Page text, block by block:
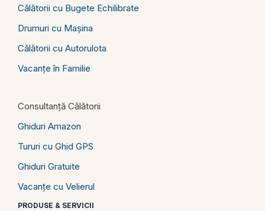
Călătorii cu Bugete Echilibrate
Drumuri cu Mașina
Călătorii cu Autorulota
Vacanțe în Familie
Consultanță Călătorii
Ghiduri Amazon
Tururi cu Ghid GPS
Ghiduri Gratuite
Vacanțe cu Velierul
PRODUSE & SERVICII